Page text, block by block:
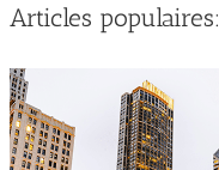
Articles populaires: